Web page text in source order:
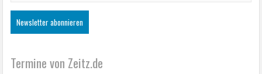
Termine von Zeitz.de